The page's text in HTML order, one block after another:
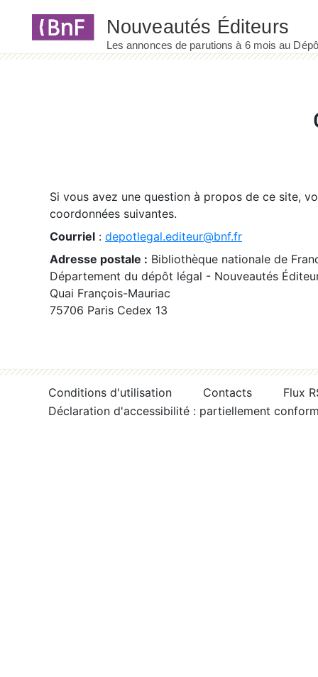
Si vous avez une question à propos de ce site,
coordonnées suivantes.
Courriel : depotlegal.editeur@bnf.fr
Adresse postale : Bibliothèque nationale de
Département du dépôt légal - Nouveautés
Quai François-Mauriac
75706 Paris Cedex 13
Conditions d'utilisation Contacts
Flux
Déclaration d'accessibilité : partiellement